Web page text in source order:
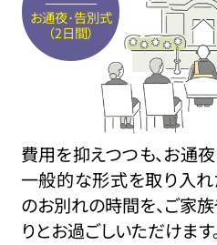
お通夜･告別式
（2日間）
費用を抑えつつも、お通
一般的な形式を取り入れ
のお別れの時間を、ご家
りとお過ごしいただけます